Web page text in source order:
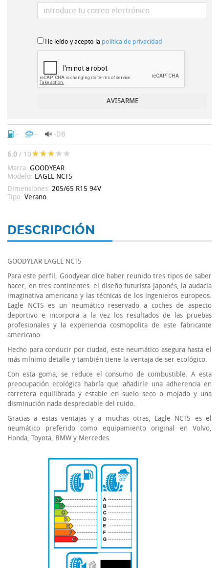
He leído y acepto la política de privacidad
- - -DB
6.0 / 10
Marca: GOODYEAR
Modelo: EAGLE NCT5
Dimensiones: 205/65 R15 94V
Tipo: Verano
DESCRIPCIÓN
GOODYEAR EAGLE NCT5
Para este perfil, Goodyear dice haber reunido tres tipos de saber
hacer, en tres continentes: el diseño futurista japonés, la audacia
imaginativa americana y las técnicas de los ingenieros europeos.
Eagle NCT5 es un neumático reservado a coches de aspecto
deportivo e incorpora a la vez los resultados de las pruebas
profesionales y la experiencia cosmopolita de este fabricante
americano.
Hecho para conducir por ciudad, este neumático asegura hasta el
más mínimo detalle y también tiene la ventaja de ser ecológico.
Con esta goma, se reduce el consumo de combustible. A esta
preocupación ecológica habría que añadirle una adherencia en
carretera equilibrada y estable en suelo seco o mojado y una
disminución nada despreciable del ruido.
Gracias a estas ventajas y a muchas otras, Eagle NCT5 es el
neumático preferido como equipamiento original en Volvo,
Honda, Toyota, BMW y Mercedes.